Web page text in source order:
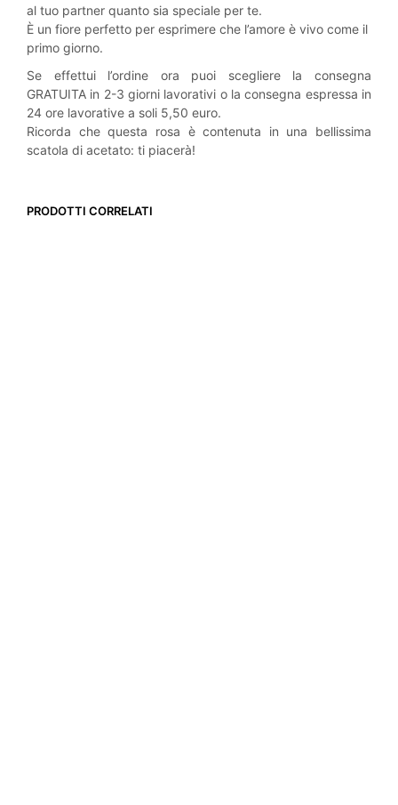
al tuo partner quanto sia speciale per te.
È un fiore perfetto per esprimere che l’amore è vivo come il
primo giorno.
Se effettui l’ordine ora puoi scegliere la consegna
GRATUITA in 2-3 giorni lavorativi o la consegna espressa in
24 ore lavorative a soli 5,50 euro.
Ricorda che questa rosa è contenuta in una bellissima
scatola di acetato: ti piacerà!
PRODOTTI CORRELATI